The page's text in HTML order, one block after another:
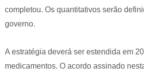
completou. Os quantitativos serão
governo.
A estratégia deverá ser estendida em
medicamentos. O acordo assinado